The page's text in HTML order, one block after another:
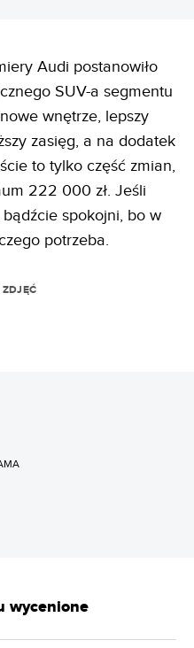
Audi postanowiło
SUV-a segmentu
nowe wnętrze, lepszy
zasięg, a na dodatek
to tylko część zmian,
222 000 zł. Jeśli
spokojni, bo w
potrzeba.
wycenione